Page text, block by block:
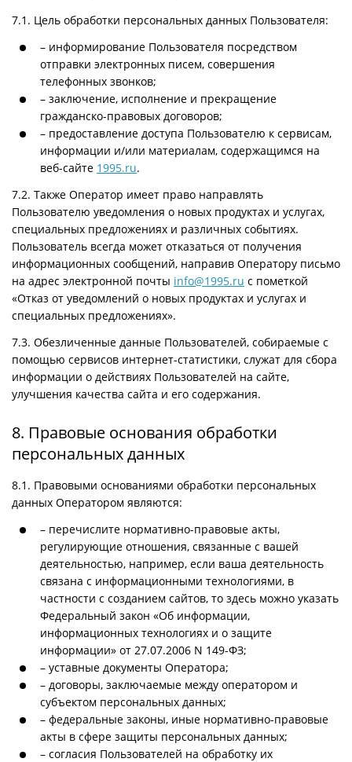
7.1. Цель обработки персональных данных Пользователя:
– информирование Пользователя посредством
отправки электронных писем, совершения
телефонных звонков;
– заключение, исполнение и прекращение
гражданско-правовых договоров;
– предоставление доступа Пользователю к сервисам,
информации и/или материалам, содержащимся на
веб-сайте 1995.ru.
7.2. Также Оператор имеет право направлять
Пользователю уведомления о новых продуктах и услугах,
специальных предложениях и различных событиях.
Пользователь всегда может отказаться от получения
информационных сообщений, направив Оператору письмо
на адрес электронной почты info@1995.ru с пометкой
«Отказ от уведомлений о новых продуктах и услугах и
специальных предложениях».
7.3. Обезличенные данные Пользователей, собираемые с
помощью сервисов интернет-статистики, служат для сбора
информации о действиях Пользователей на сайте,
улучшения качества сайта и его содержания.
8. Правовые основания обработки
персональных данных
8.1. Правовыми основаниями обработки персональных
данных Оператором являются:
– перечислите нормативно-правовые акты,
регулирующие отношения, связанные с вашей
деятельностью, например, если ваша деятельность
связана с информационными технологиями, в
частности с созданием сайтов, то здесь можно указать
Федеральный закон «Об информации,
информационных технологиях и о защите
информации» от 27.07.2006 N 149-ФЗ;
– уставные документы Оператора;
– договоры, заключаемые между оператором и
субъектом персональных данных;
– федеральные законы, иные нормативно-правовые
акты в сфере защиты персональных данных;
– согласия Пользователей на обработку их